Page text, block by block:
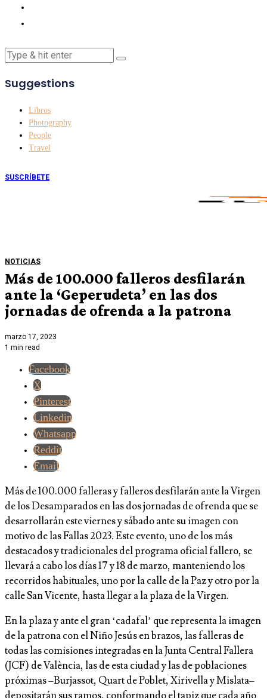
Suggestions
Libros
Photography
People
Travel
SUSCRÍBETE
NOTICIAS
Más de 100.000 falleros desfilarán
ante la ‘Geperudeta’ en las dos
jornadas de ofrenda a la patrona
marzo 17, 2023
1 min read
Facebook
X
Pinterest
Linkedin
Whatsapp
Reddit
Email
Más de 100.000 falleras y falleros desfilarán ante la Virgen
de los Desamparados en las dos jornadas de ofrenda que se
desarrollarán este viernes y sábado ante su imagen con
motivo de las Fallas 2023. Este evento, uno de los más
destacados y tradicionales del programa oficial fallero, se
llevará a cabo los días 17 y 18 de marzo, manteniendo los
recorridos habituales, uno por la calle de la Paz y otro por la
calle San Vicente, hasta llegar a la plaza de la Virgen.
En la plaza y ante el gran ‘cadafal’ que representa la imagen
de la patrona con el Niño Jesús en brazos, las falleras de
todas las comisiones integradas en la Junta Central Fallera
(JCF) de València, las de esta ciudad y las de poblaciones
próximas –Burjassot, Quart de Poblet, Xirivella y Mislata–